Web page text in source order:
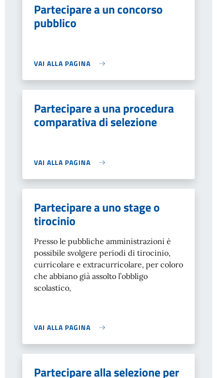
Partecipare a un concorso
pubblico
VAI ALLA PAGINA
Partecipare a una procedura
comparativa di selezione
VAI ALLA PAGINA
Partecipare a uno stage o
tirocinio
Presso le pubbliche amministrazioni è
possibile svolgere periodi di tirocinio,
curricolare e extracurricolare, per coloro
che abbiano già assolto l’obbligo
scolastico,
VAI ALLA PAGINA
Partecipare alla selezione per